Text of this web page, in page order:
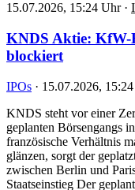
15.07.2026, 15:24 Uhr ·
KNDS Aktie: KfW-
blockiert
IPOs · 15.07.2026,
KNDS steht vor einer
geplanten Börsengangs
französische Verhältnis
glänzen, sorgt der
zwischen Berlin und
Staatseinstieg Der